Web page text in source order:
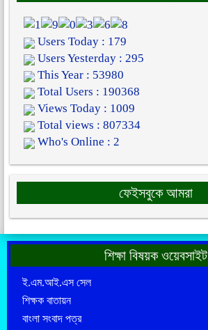
Users Today : 179
Users Yesterday : 295
This Year : 53980
Total Users : 190368
Views Today : 1009
Total views : 807334
Who's Online : 2
ফেইসবুকে আমরা
শিক্ষা বিষয়ক ওয়েবসাইট
ই.এম.আই.এস সেল
শিক্ষক বাতায়ন
বাংলা সংবাদ পত্র